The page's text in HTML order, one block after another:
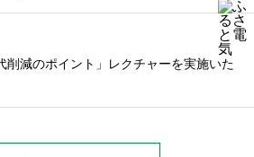
削減のポイント」レクチャーを実施いた